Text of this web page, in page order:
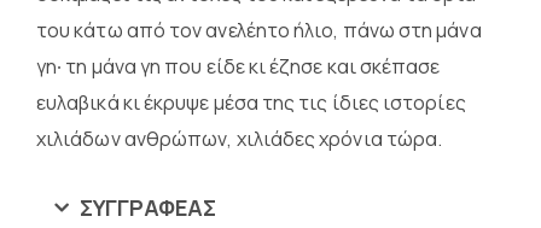
του κάτω από τον ανελέητο ήλιο, πάνω στη μάνα
γη∙ τη μάνα γη που είδε κι έζησε και σκέπασε
ευλαβικά κι έκρυψε μέσα της τις ίδιες ιστορίες
χιλιάδων ανθρώπων, χιλιάδες χρόνια τώρα.
ΣΥΓΓΡΑΦΈΑΣ